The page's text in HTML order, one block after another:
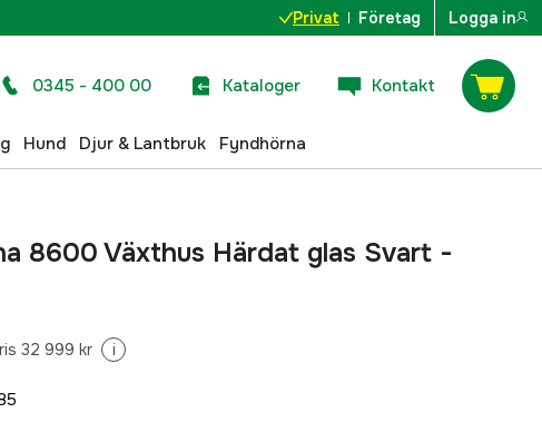
Privat Företag Logga in
0345 - 400 00 Kataloger Kontakt
Hund Djur & Lantbruk Fyndhörna
8600 Växthus Härdat glas Svart -
32 999 kr i